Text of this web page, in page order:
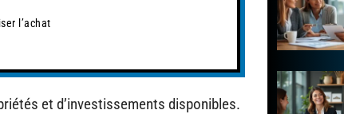
l’achat
et d’investissements disponibles.